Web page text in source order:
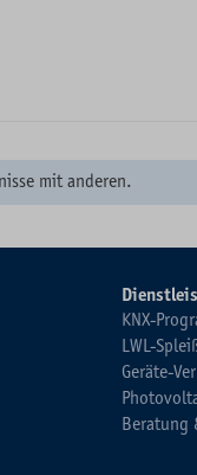
mit anderen.
KNX-
LWL-
Geräte-
Beratung